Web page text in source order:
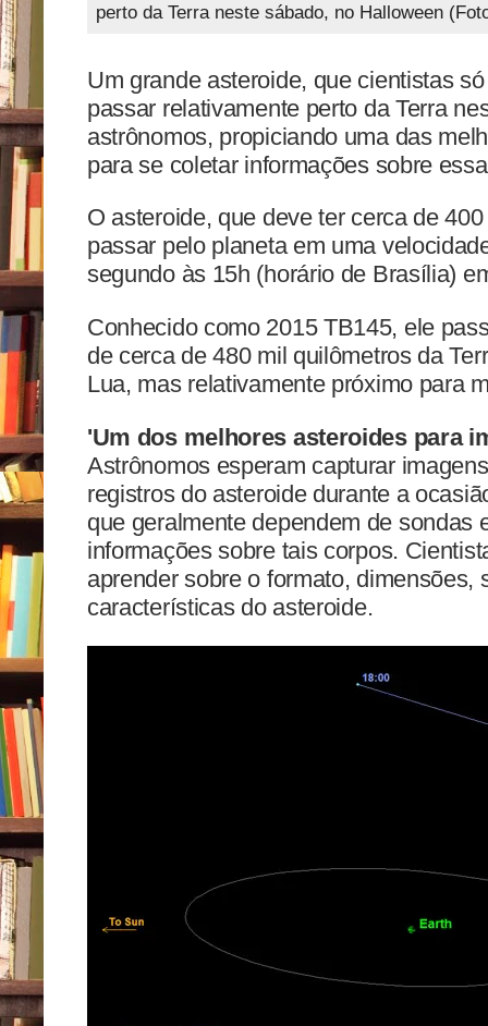
perto da Terra neste sábado, no Halloween
Um grande asteroide, que cientistas
passar relativamente perto da Terra
astrônomos, propiciando uma das
para se coletar informações sobre
O asteroide, que deve ter cerca de
passar pelo planeta em uma
segundo às 15h (horário de Brasília)
Conhecido como 2015 TB145, ele
de cerca de 480 mil quilômetros da
Lua, mas relativamente próximo para
'Um dos melhores asteroides para
Astrônomos esperam capturar
registros do asteroide durante a
que geralmente dependem de sondas
informações sobre tais corpos.
aprender sobre o formato, dimensões,
características do asteroide.